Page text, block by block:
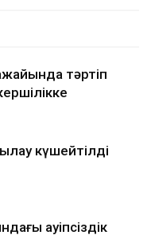
тәртіп
күшейтілді
қауіпсіздік